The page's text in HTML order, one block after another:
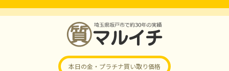
本日の金・プラチナ買い取り価格